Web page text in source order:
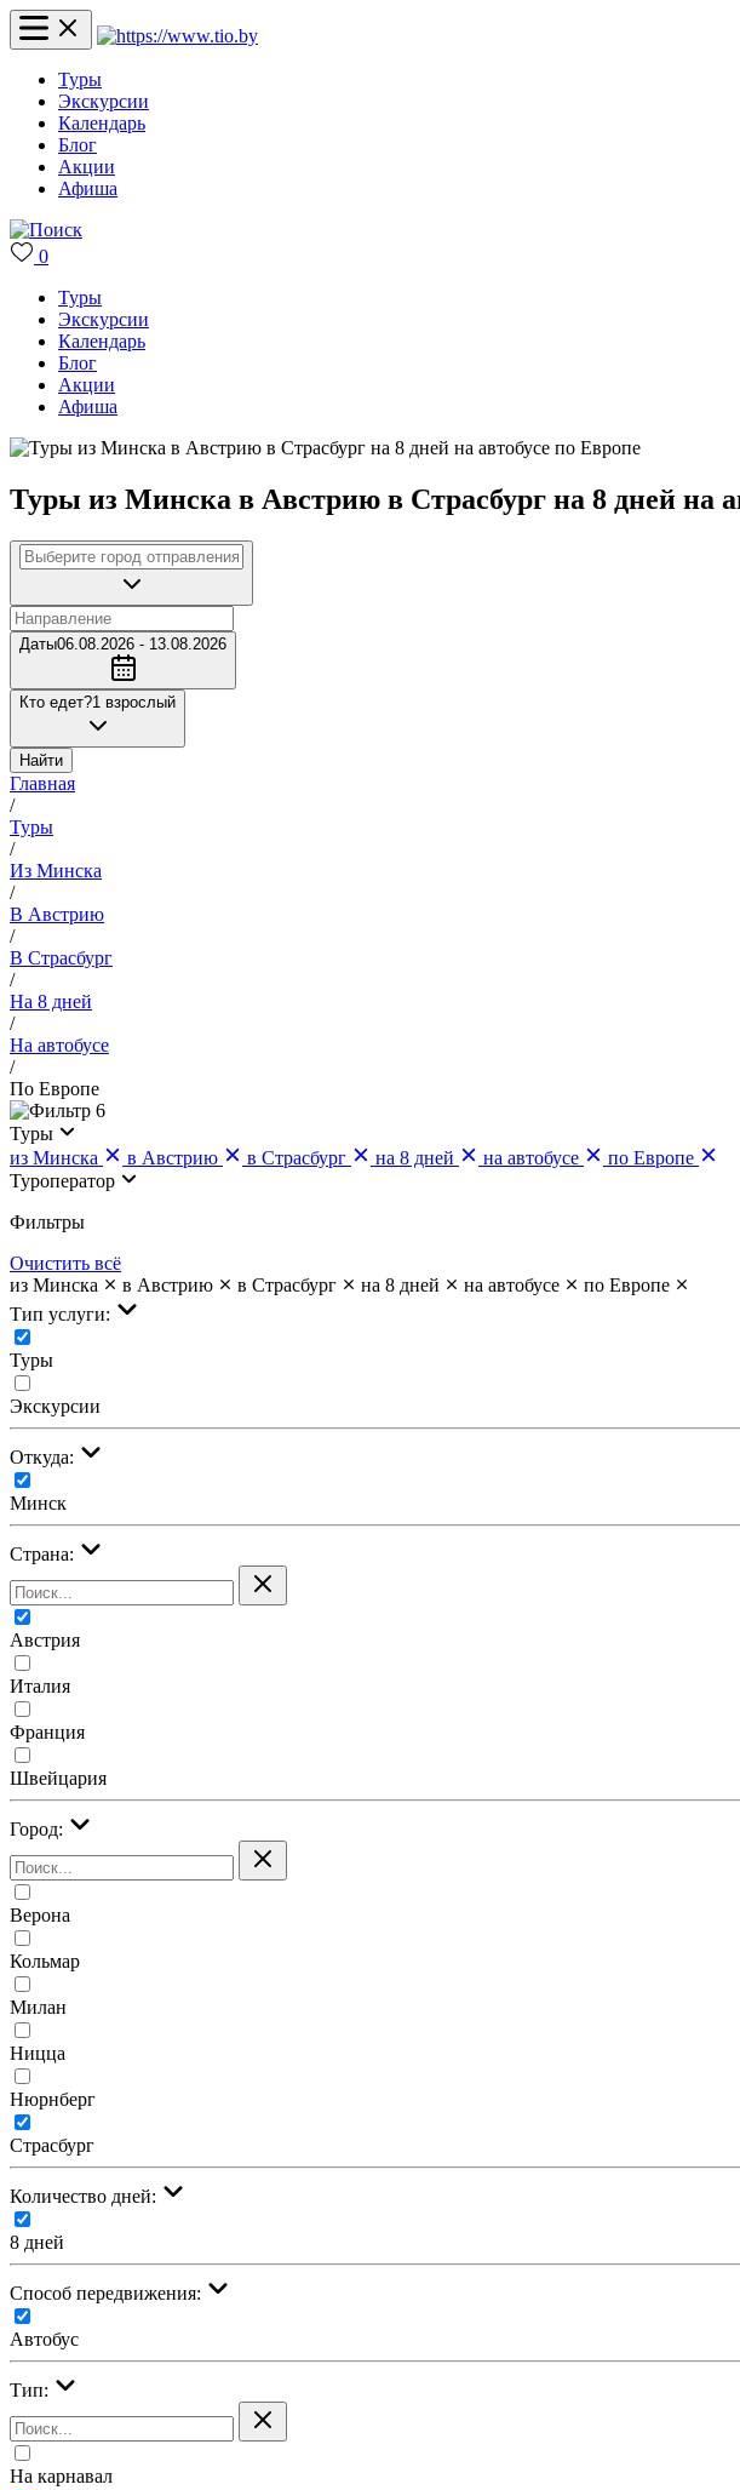
Туры
Экскурсии
Календарь
Блог
Акции
Афиша
0
Туры
Экскурсии
Календарь
Блог
Акции
Афиша
Туры из Минска в Австрию в Страсбург на 8 дней на
Даты06.08.2026 - 13.08.2026
Кто едет?1 взрослый
Найти
Главная
/
Туры
/
Из Минска
/
В Австрию
/
В Страсбург
/
На 8 дней
/
На автобусе
/
По Европе
6
Туры
из Минска
в Австрию в Страсбург на 8 дней на автобусе
по Европе
Туроператор
Фильтры
Очистить всё
из Минска
в Австрию в Страсбург на 8 дней на автобусе
по Европе
Тип услуги:
Туры
Экскурсии
Откуда:
Минск
Страна:
Австрия
Италия
Франция
Швейцария
Город:
Верона
Кольмар
Милан
Ницца
Нюрнберг
Страсбург
Количество дней:
8 дней
Cпособ передвижения:
Автобус
Тип:
На карнавал